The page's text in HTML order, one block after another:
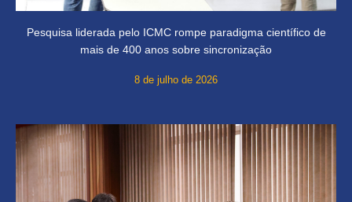
Pesquisa liderada pelo ICMC rompe paradigma científico de
mais de 400 anos sobre sincronização
8 de julho de 2026